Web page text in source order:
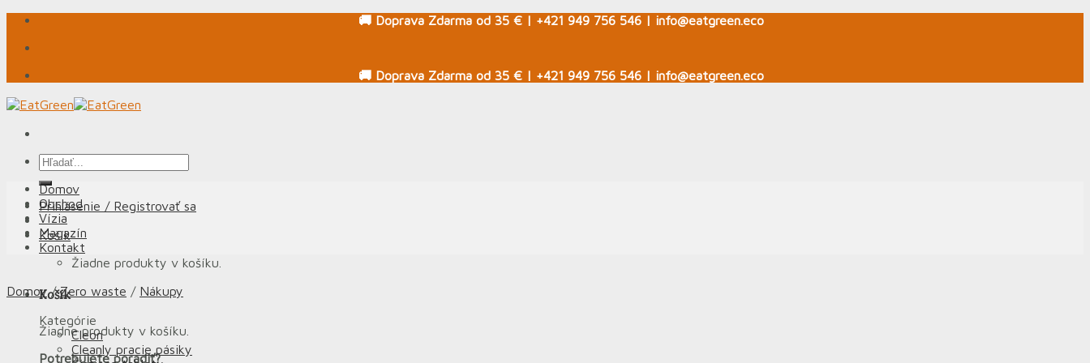
Skip
content
🚚 Doprava Zdarma od 35 € | +421 949 756 546 | info@eatgreen.eco
🚚 Doprava Zdarma od 35 € | +421 949 756 546 | info@eatgreen.eco
Hľadať:
Prihlásenie / Registrovať sa
Košík
Žiadne produkty v košíku.
Košík
Žiadne produkty v košíku.
Potrebujete poradiť?
Domov
Obchod
Vízia
Magazín
Kontakt
Domov / Zero waste / Nákupy
Kategórie
Cleon
Cleanly pracie pásiky